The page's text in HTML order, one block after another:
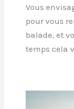
Vous
pour vous
balade, et
temps cela